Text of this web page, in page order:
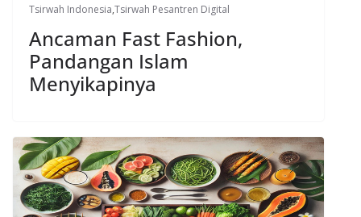
Tsirwah Indonesia,Tsirwah Pesantren Digital
Ancaman Fast Fashion,
Pandangan Islam
Menyikapinya